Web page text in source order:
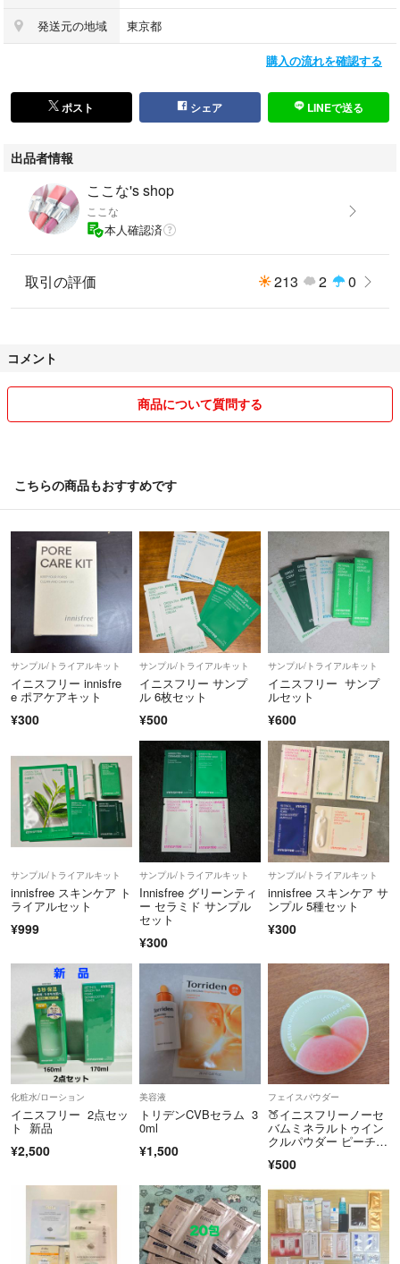
発送元の地域 東京都
購入の流れを確認する
ポスト シェア LINEで送る
出品者情報
ここな's shop
ここな
本人確認済
取引の評価 213 2 0
コメント
商品について質問する
こちらの商品もおすすめです
サンプル/トライアルキット
イニスフリー innisfre
e ポアケアキット
¥300
サンプル/トライアルキット
イニスフリー サンプ
ル 6枚セット
¥500
サンプル/トライアルキット
イニスフリー サンプ
ルセット
¥600
サンプル/トライアルキット
innisfree スキンケア ト
ライアルセット
¥999
サンプル/トライアルキット
Innisfree グリーンティ
ー セラミド サンプル
セット
¥300
サンプル/トライアルキット
innisfree スキンケア サ
ンプル 5種セット
¥300
化粧水/ローション
イニスフリー 2点セッ
ト 新品
¥2,500
美容液
トリデンCVBセラム 3
0ml
¥1,500
フェイスパウダー
🍑イニスフリーノーセ
バムミネラルトゥイン
クルパウダー ピーチブ
¥500